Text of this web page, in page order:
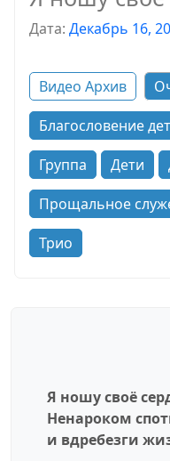
Дата: Декабрь 16,
Видео Архив
Благословение
Группа
Дети
Прощальное
Трио
Я ношу своё
Ненароком
и вдребезги